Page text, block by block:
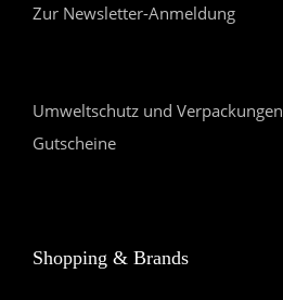
Zur Newsletter-Anmeldung
Umweltschutz und Verpackungen
Gutscheine
Shopping & Brands